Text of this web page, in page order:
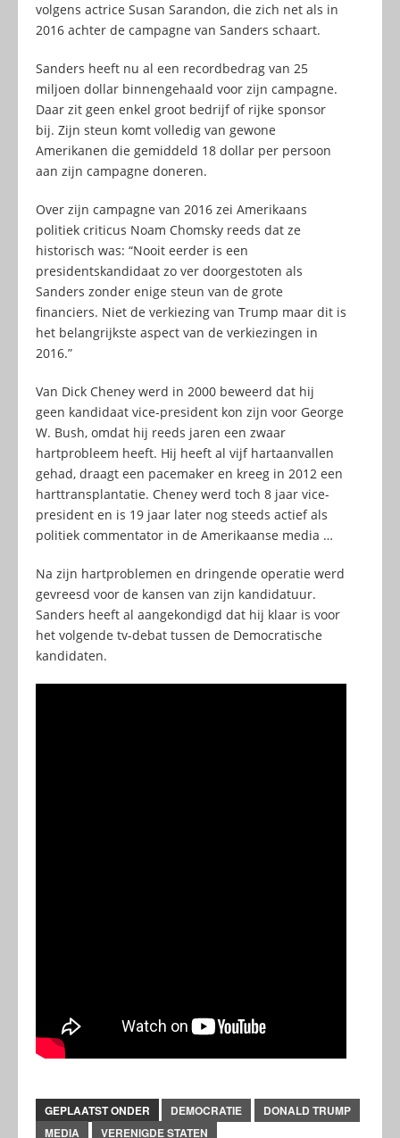
volgens actrice Susan Sarandon, die zich net als in
2016 achter de campagne van Sanders schaart.
Sanders heeft nu al een recordbedrag van 25
miljoen dollar binnengehaald voor zijn campagne.
Daar zit geen enkel groot bedrijf of rijke sponsor
bij. Zijn steun komt volledig van gewone
Amerikanen die gemiddeld 18 dollar per persoon
aan zijn campagne doneren.
Over zijn campagne van 2016 zei Amerikaans
politiek criticus Noam Chomsky reeds dat ze
historisch was: “Nooit eerder is een
presidentskandidaat zo ver doorgestoten als
Sanders zonder enige steun van de grote
financiers. Niet de verkiezing van Trump maar dit is
het belangrijkste aspect van de verkiezingen in
2016.”
Van Dick Cheney werd in 2000 beweerd dat hij
geen kandidaat vice-president kon zijn voor George
W. Bush, omdat hij reeds jaren een zwaar
hartprobleem heeft. Hij heeft al vijf hartaanvallen
gehad, draagt een pacemaker en kreeg in 2012 een
harttransplantatie. Cheney werd toch 8 jaar vice-
president en is 19 jaar later nog steeds actief als
politiek commentator in de Amerikaanse media …
Na zijn hartproblemen en dringende operatie werd
gevreesd voor de kansen van zijn kandidatuur.
Sanders heeft al aangekondigd dat hij klaar is voor
het volgende tv-debat tussen de Democratische
kandidaten.
GEPLAATST ONDER DEMOCRATIE
DONALD TRUMP
MEDIA
VERENIGDE STATEN